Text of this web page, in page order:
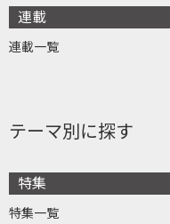
連載
連載一覧
テーマ別に探す
特集
特集一覧